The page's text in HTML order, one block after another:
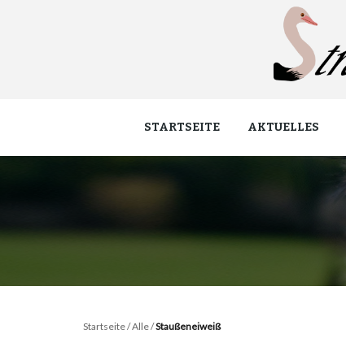
STARTSEITE AKTUELLES
Startseite/Alle/Staußeneiweiß